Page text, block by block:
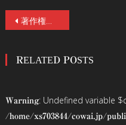
投
ナ
ゲ
著作権が切れたミッキーが殺人鬼となって血まみれれの大暴走！『マッド・マウス ～ミッキーとミニー～』3/7(金)公開！ 特報映像＆ポスタービジュアル解禁！
RELATED POSTS
Warning: Undefined variable
/home/xs703844/cowai.jp/